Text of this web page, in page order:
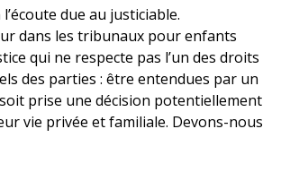
due au justiciable.
dans les tribunaux pour enfants
qui ne respecte pas l’un des droits
des parties : être entendues par un
prise une décision potentiellement
vie privée et familiale. Devons-nous